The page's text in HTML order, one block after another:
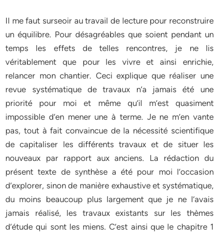
Il me faut surseoir au travail de lecture pour reconstruire
un équilibre. Pour désagréables que soient pendant un
temps les effets de telles rencontres, je ne lis
véritablement que pour les vivre et ainsi enrichie,
relancer mon chantier. Ceci explique que réaliser une
revue systématique de travaux n’a jamais été une
priorité pour moi et même qu’il m’est quasiment
impossible d’en mener une à terme. Je ne m’en vante
pas, tout à fait convaincue de la nécessité scientifique
de capitaliser les différents travaux et de situer les
nouveaux par rapport aux anciens. La rédaction du
présent texte de synthèse a été pour moi l’occasion
d’explorer, sinon de manière exhaustive et systématique,
du moins beaucoup plus largement que je ne l’avais
jamais réalisé, les travaux existants sur les thèmes
d’étude qui sont les miens. C’est ainsi que le chapitre 1